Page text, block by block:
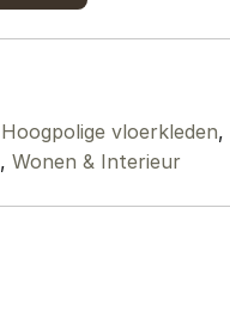
Hoogpolige vloerkleden,
, Wonen & Interieur